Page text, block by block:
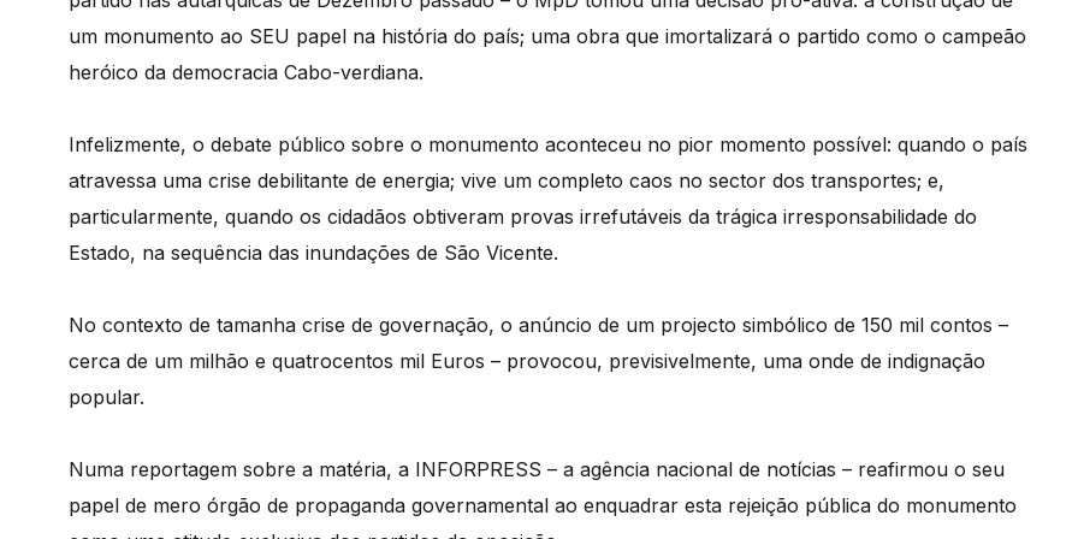
um monumento ao SEU papel na história do país; uma obra que imortalizará o partido como o campeão
heróico da democracia Cabo-verdiana.
Infelizmente, o debate público sobre o monumento aconteceu no pior momento possível: quando o país
atravessa uma crise debilitante de energia; vive um completo caos no sector dos transportes; e,
particularmente, quando os cidadãos obtiveram provas irrefutáveis da trágica irresponsabilidade do
Estado, na sequência das inundações de São Vicente.
No contexto de tamanha crise de governação, o anúncio de um projecto simbólico de 150 mil contos –
cerca de um milhão e quatrocentos mil Euros – provocou, previsivelmente, uma onde de indignação
popular.
Numa reportagem sobre a matéria, a INFORPRESS – a agência nacional de notícias – reafirmou o seu
papel de mero órgão de propaganda governamental ao enquadrar esta rejeição pública do monumento